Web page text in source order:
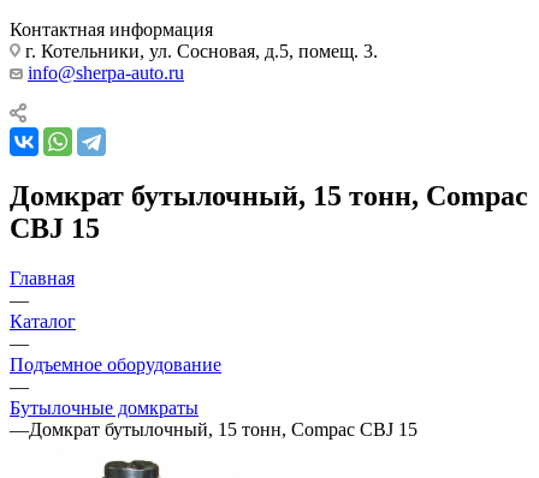
Контактная информация
г. Котельники, ул. Сосновая, д.5, помещ. 3.
info@sherpa-auto.ru
Домкрат бутылочный, 15 тонн, Compac
CBJ 15
Главная
—
Каталог
—
Подъемное оборудование
—
Бутылочные домкраты
—Домкрат бутылочный, 15 тонн, Compac CBJ 15